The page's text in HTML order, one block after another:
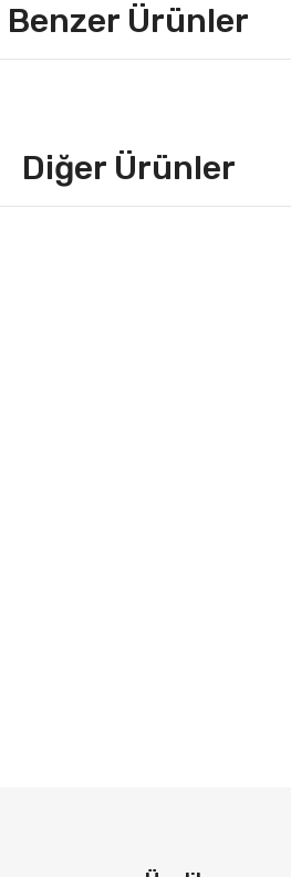
Benzer Ürünler
Diğer Ürünler